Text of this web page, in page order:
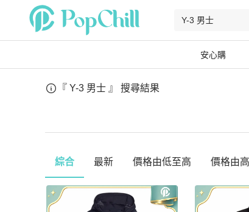
安心購
『 Y-3 男士 』 搜尋結果
綜合 最新 價格由低至高 價格由